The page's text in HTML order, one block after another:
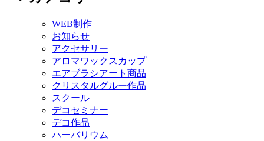
WEB制作
お知らせ
アクセサリー
アロマワックスカップ
エアブラシアート商品
クリスタルグルー作品
スクール
デコセミナー
デコ作品
ハーバリウム